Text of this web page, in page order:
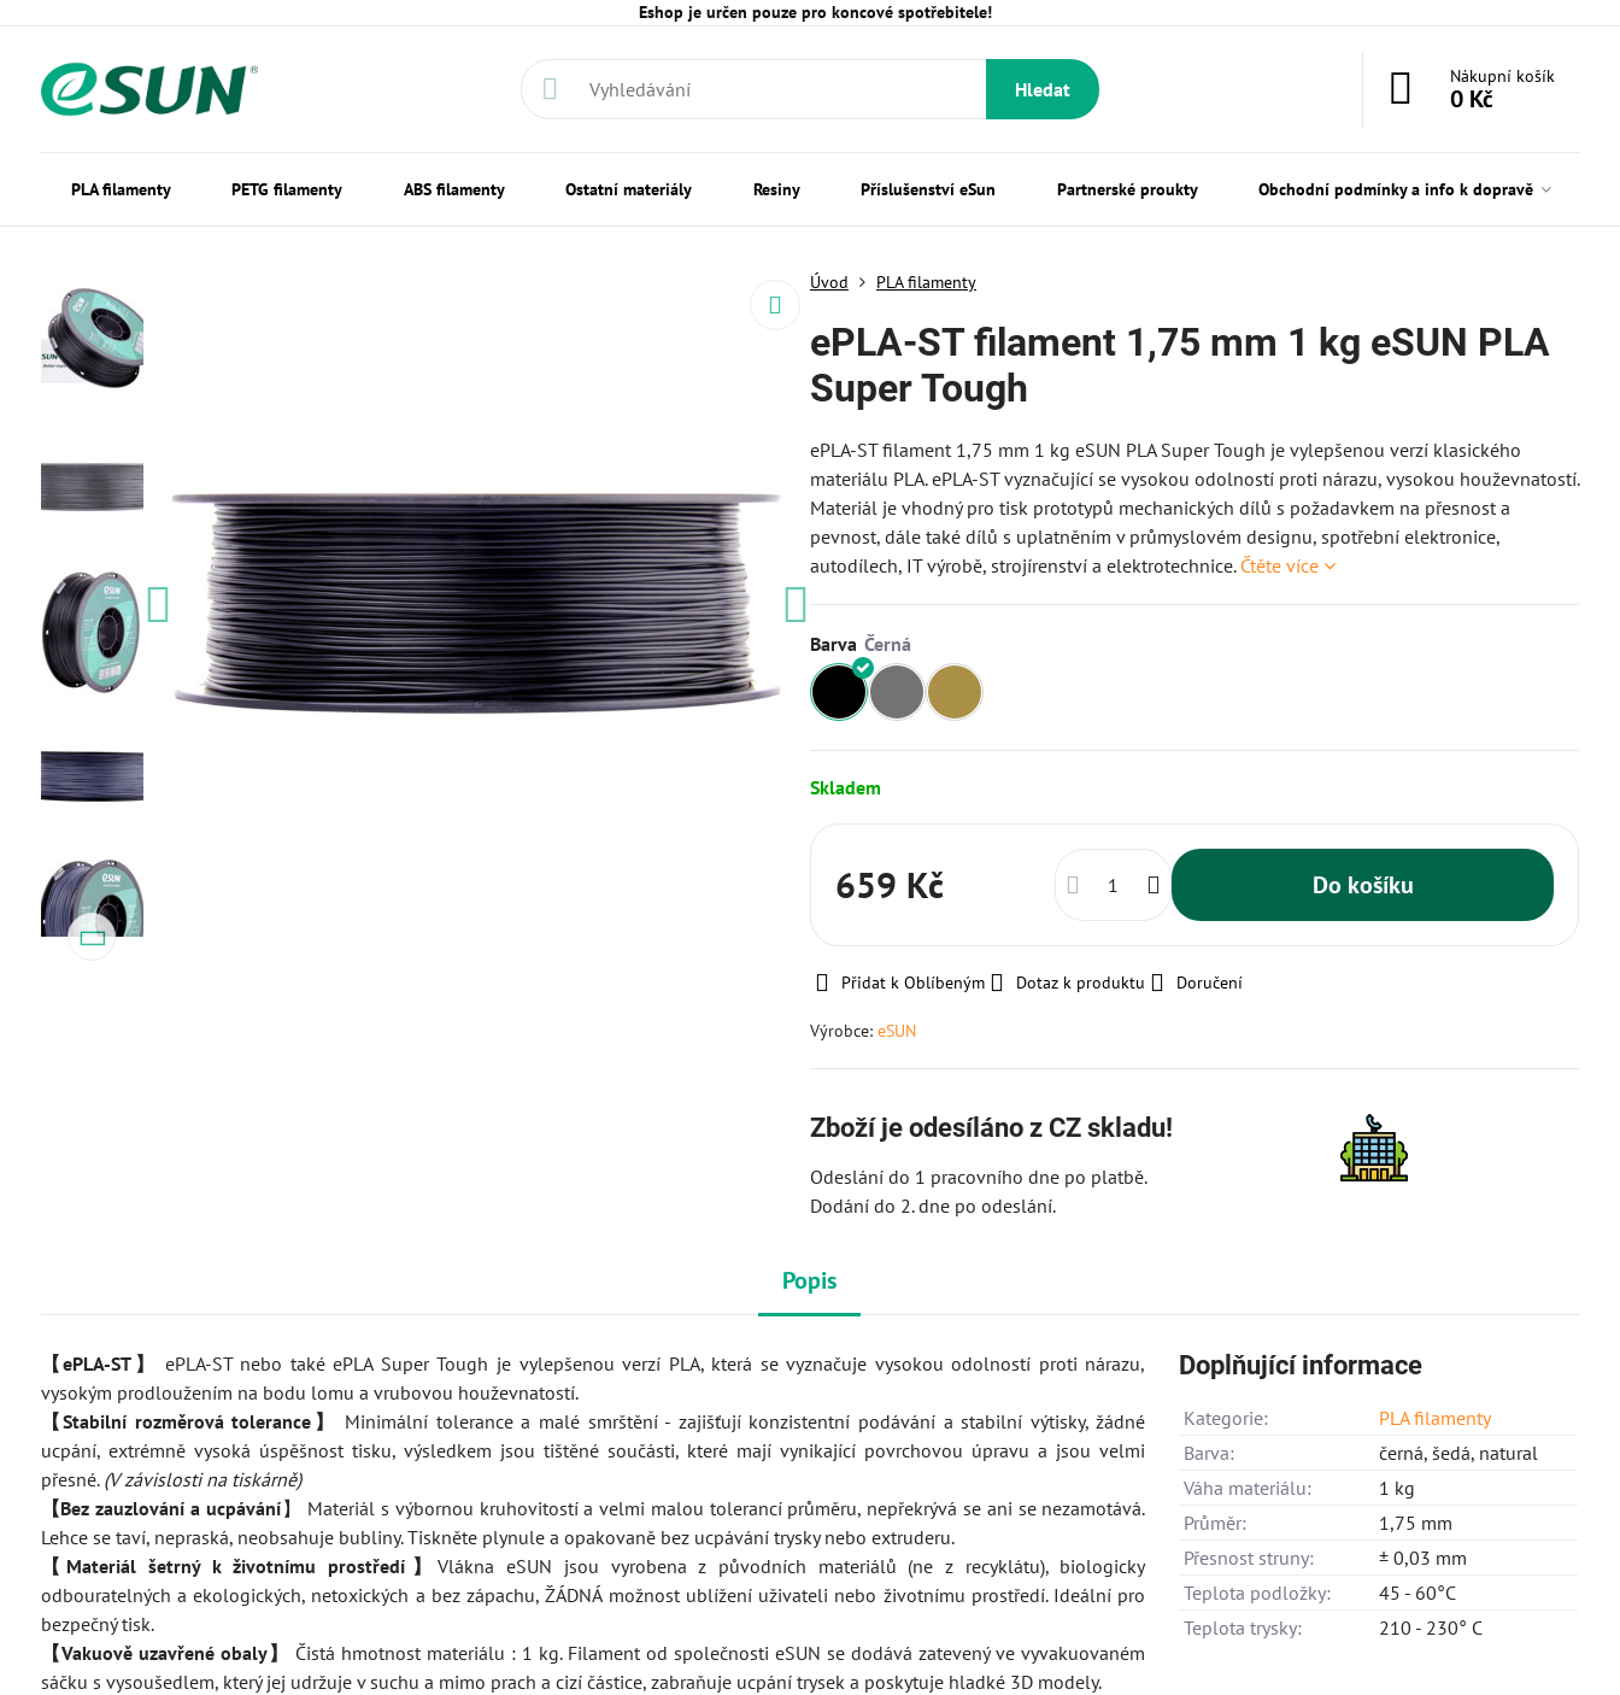
Eshop je určen pouze pro koncové spotřebitele!
Hledat
Nákupní košík
0 Kč
PLA filamenty PETG filamenty ABS filamenty Ostatní materiály Resiny Příslušenství eSun Partnerské proukty Obchodní podmínky a info k dopravě
Úvod PLA filamenty
ePLA-ST filament 1,75 mm 1 kg eSUN PLA
Super Tough
ePLA-ST filament 1,75 mm 1 kg eSUN PLA Super Tough je vylepšenou verzí klasického
materiálu PLA. ePLA-ST vyznačující se vysokou odolností proti nárazu, vysokou houževnatostí.
Materiál je vhodný pro tisk prototypů mechanických dílů s požadavkem na přesnost a
pevnost, dále také dílů s uplatněním v průmyslovém designu, spotřební elektronice,
autodílech, IT výrobě, strojírenství a elektrotechnice. Čtěte více
Barva
Skladem
659 Kč Do košíku
Přidat k Oblíbeným Dotaz k produktu Doručení
Výrobce: eSUN
Zboží je odesíláno z CZ skladu!
Odeslání do 1 pracovního dne po platbě.
Dodání do 2. dne po odeslání.
Popis
【ePLA-ST】
ePLA-ST nebo také ePLA Super Tough je vylepšenou verzí PLA, která se vyznačuje vysokou odolností proti nárazu,
vysokým prodloužením na bodu lomu a vrubovou houževnatostí.
【Stabilní rozměrová tolerance】
Minimální tolerance a malé smrštění - zajišťují konzistentní podávání a stabilní výtisky, žádné
ucpání, extrémně vysoká úspěšnost tisku, výsledkem jsou tištěné součásti, které mají vynikající povrchovou úpravu a jsou velmi
přesné. (V závislosti na tiskárně)
【Bez zauzlování a ucpávání】 Materiál s výbornou kruhovitostí a velmi malou tolerancí průměru, nepřekrývá se ani se nezamotává.
Lehce se taví, nepraská, neobsahuje bubliny. Tiskněte plynule a opakovaně bez ucpávání trysky nebo extruderu.
【Materiál šetrný k životnímu prostředí】Vlákna eSUN jsou vyrobena z původních materiálů (ne z recyklátu), biologicky
odbouratelných a ekologických, netoxických a bez zápachu, ŽÁDNÁ možnost ublížení uživateli nebo životnímu prostředí. Ideální pro
bezpečný tisk.
【Vakuově uzavřené obaly】
Čistá hmotnost materiálu : 1 kg. Filament od společnosti eSUN se dodává zatevený ve vyvakuovaném
sáčku s vysoušedlem, který jej udržuje v suchu a mimo prach a cizí částice, zabraňuje ucpání trysek a poskytuje hladké 3D modely.
Doplňující informace
Kategorie:
PLA filamenty
Barva:
černá, šedá, natural
Váha materiálu:
1 kg
Průměr:
1,75 mm
Přesnost struny:
± 0,03 mm
Teplota podložky:
45 - 60°C
Teplota trysky:
210 - 230° C